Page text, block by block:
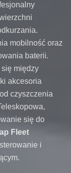
mobilność oraz
baterii.
się między
akcesoria
czyszczenia
się do
Fleet
i